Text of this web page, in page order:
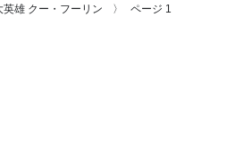
雄 クー・フーリン ページ 1